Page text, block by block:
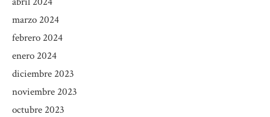
marzo 2024
febrero 2024
enero 2024
diciembre 2023
noviembre 2023
octubre 2023